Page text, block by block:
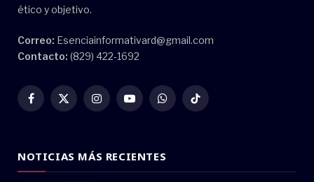
ético y objetivo.
Correo: Esenciainformativard@gmail.com
Contacto: (829) 422-1692
Facebook
X
InstagramYouTubeWhatsAppTikTok
NOTICIAS MÁS RECIENTES